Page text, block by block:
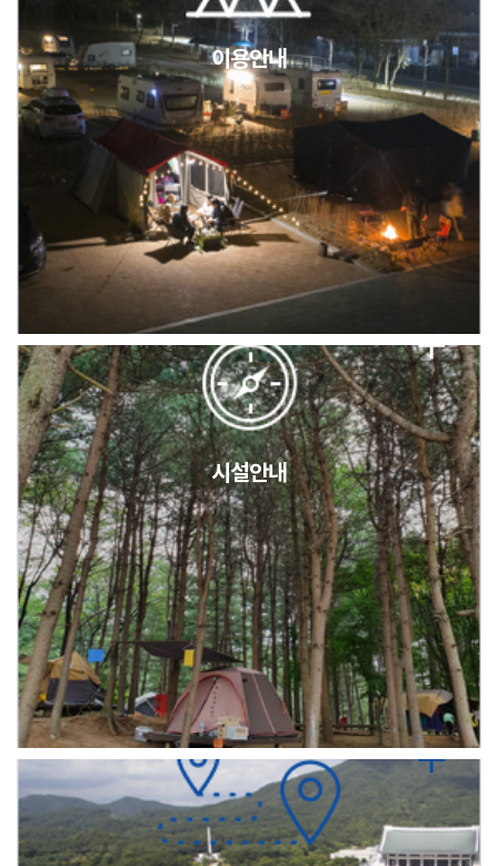
2026년 5월 캠핑장 안점 점검의 날 변경 안내
캠핑장(9월1일~6일) 미운영 공지
[6/1]전산시스템 점검 및 안정화에 따른 서비스 이용 제한 안내
이용안내
시설안내